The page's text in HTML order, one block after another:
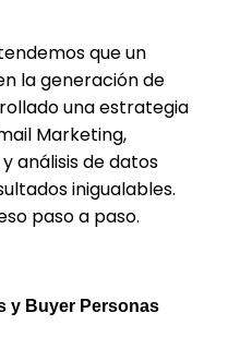
que un
la generación de
una estrategia
Marketing,
análisis de datos
inigualables.
paso a paso.
y Buyer Personas